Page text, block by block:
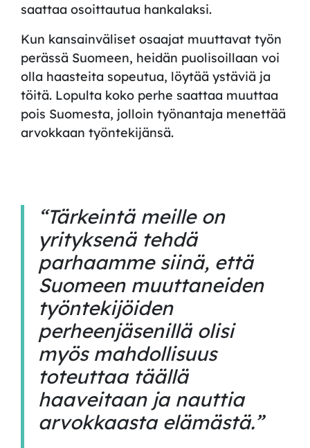
saattaa osoittautua hankalaksi.
Kun kansainväliset osaajat muuttavat työn
perässä Suomeen, heidän puolisoillaan voi
olla haasteita sopeutua, löytää ystäviä ja
töitä. Lopulta koko perhe saattaa muuttaa
pois Suomesta, jolloin työnantaja menettää
arvokkaan työntekijänsä.
“Tärkeintä meille on
yrityksenä tehdä
parhaamme siinä, että
Suomeen muuttaneiden
työntekijöiden
perheenjäsenillä olisi
myös mahdollisuus
toteuttaa täällä
haaveitaan ja nauttia
arvokkaasta elämästä.”